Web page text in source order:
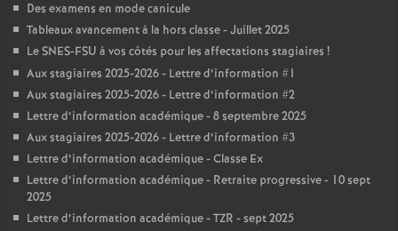
Des examens en mode canicule
Tableaux avancement à la hors classe - Juillet 2025
Le SNES-FSU à vos côtés pour les affectations stagiaires !
Aux stagiaires 2025-2026 - Lettre d’information #1
Aux stagiaires 2025-2026 - Lettre d’information #2
Lettre d’information académique - 8 septembre 2025
Aux stagiaires 2025-2026 - Lettre d’information #3
Lettre d’information académique - Classe Ex
Lettre d’information académique - Retraite progressive - 10 sept
2025
Lettre d’information académique - TZR - sept 2025